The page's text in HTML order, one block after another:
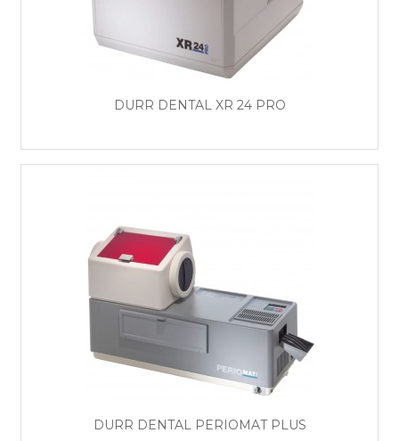
DÜRR DENTAL XR 24 PRO
DÜRR DENTAL PERIOMAT PLUS